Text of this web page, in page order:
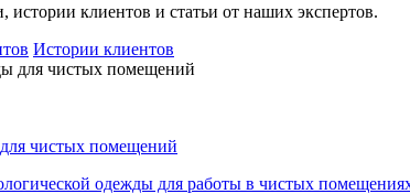
клиентов и статьи от наших экспертов.
Истории клиентов
чистых помещений
одежды для работы в чистых